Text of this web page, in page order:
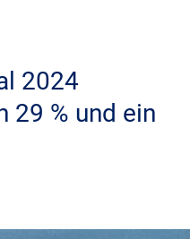
2024
29 % und ein